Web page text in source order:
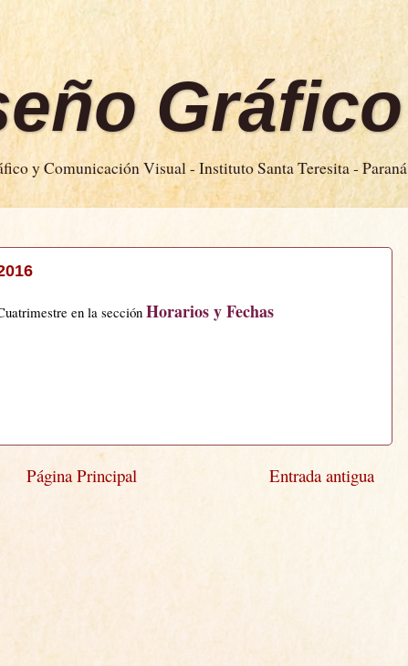
Gráfico
y Comunicación Visual - Instituto Santa Teresita - Paraná
en la sección Horarios y Fechas
Entrada antigua
Página Principal